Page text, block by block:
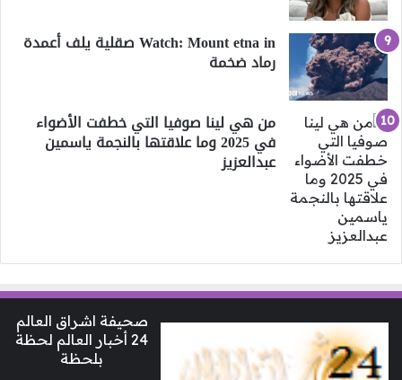
Watch: Mount etna in صقلية يلف أعمدة
رماد ضخمة
من هي لينا صوفيا التي خطفت الأضواء
في 2025 وما علاقتها بالنجمة ياسمين
عبدالعزيز
صحيفة اشراق العالم
24 أخبار العالم لحظة
بلحظة